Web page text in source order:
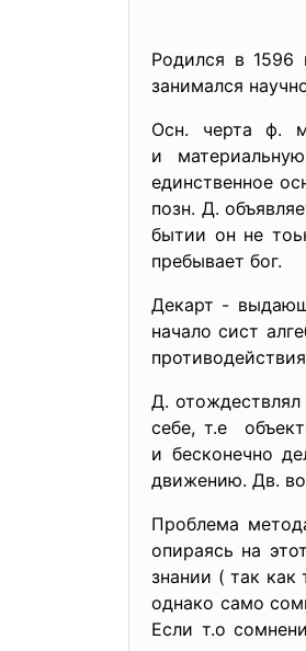
Родился в
занимался
Осн. черта ф.
и
единственное
позн. Д.
бытии он не
пребывает бог.
Декарт -
начало сист
Д.
себе, т.е
и бесконечно
движению. Дв.
Проблема
опираясь на
знании ( так как
однако само
Если т.о